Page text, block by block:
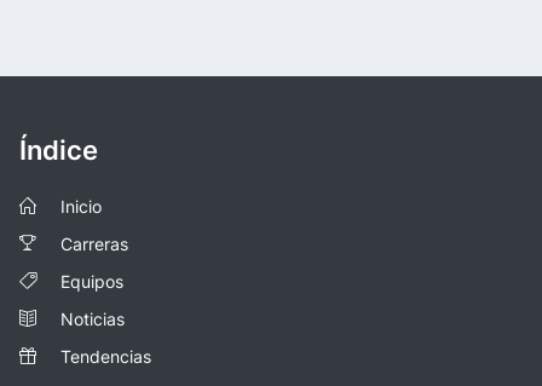
Índice
Inicio
Carreras
Equipos
Noticias
Tendencias